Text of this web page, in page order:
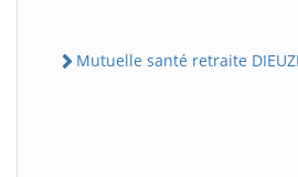
Mutuelle santé retraite